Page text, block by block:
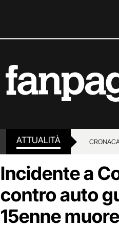
ATTUALITÀ
LOTTO E
Incidente a
contro auto
15enne